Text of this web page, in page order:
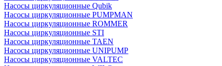
Насосы циркуляционные Qubik
Насосы циркуляционные PUMPMAN
Насосы циркуляционные ROMMER
Насосы циркуляционные STI
Насосы циркуляционные TAEN
Насосы циркуляционные UNIPUMP
Насосы циркуляционные VALTEC